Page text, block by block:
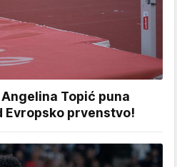
Angelina Topić puna
Evropsko prvenstvo!